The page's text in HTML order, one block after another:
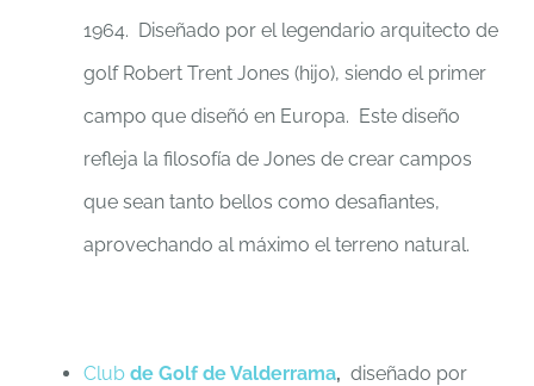
1964. Diseñado por el legendario arquitecto de
golf Robert Trent Jones (hijo), siendo el primer
campo que diseñó en Europa. Este diseño
refleja la filosofía de Jones de crear campos
que sean tanto bellos como desafiantes,
aprovechando al máximo el terreno natural.
Club de Golf de Valderrama, diseñado por